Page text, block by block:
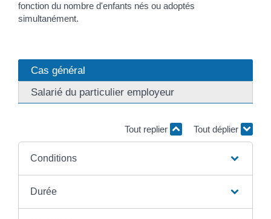
fonction du nombre d'enfants nés ou adoptés
simultanément.
Cas général
Salarié du particulier employeur
Tout replier Tout déplier
Conditions
Durée